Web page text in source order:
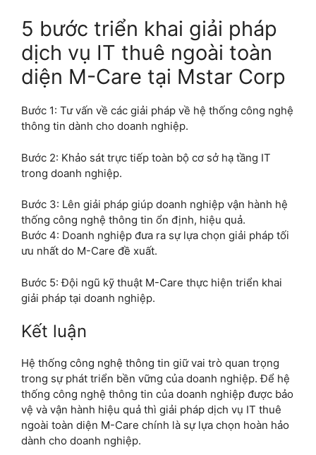
5 bước triển khai giải pháp
dịch vụ IT thuê ngoài toàn
diện M-Care tại Mstar Corp
Bước 1: Tư vấn về các giải pháp về hệ thống công nghệ
thông tin dành cho doanh nghiệp.
Bước 2: Khảo sát trực tiếp toàn bộ cơ sở hạ tầng IT
trong doanh nghiệp.
Bước 3: Lên giải pháp giúp doanh nghiệp vận hành hệ
thống công nghệ thông tin ổn định, hiệu quả.
Bước 4: Doanh nghiệp đưa ra sự lựa chọn giải pháp tối
ưu nhất do M-Care đề xuất.
Bước 5: Đội ngũ kỹ thuật M-Care thực hiện triển khai
giải pháp tại doanh nghiệp.
Kết luận
Hệ thống công nghệ thông tin giữ vai trò quan trọng
trong sự phát triển bền vững của doanh nghiệp. Để hệ
thống công nghệ thông tin của doanh nghiệp được bảo
vệ và vận hành hiệu quả thì giải pháp dịch vụ IT thuê
ngoài toàn diện M-Care chính là sự lựa chọn hoàn hảo
dành cho doanh nghiệp.